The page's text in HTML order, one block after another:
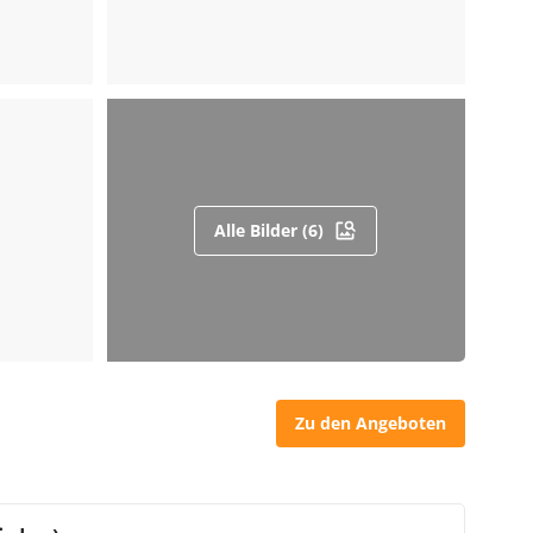
Alle Bilder (6)
Zu den Angeboten